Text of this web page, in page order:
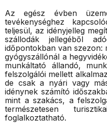
Az egész évben
tevékenységhez
teljesül, az idényjelleg
szállodák jellegéből
időpontokban van szezon:
gyógyszállónál a
munkáltató állandó,
felszolgálói mellett
de csak a nyári vagy
idénynek számító
mint a szakács, a
természetesen
foglalkoztatható.